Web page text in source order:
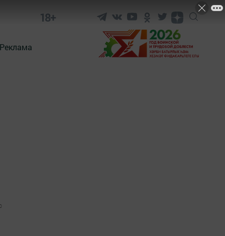
18+
Реклама